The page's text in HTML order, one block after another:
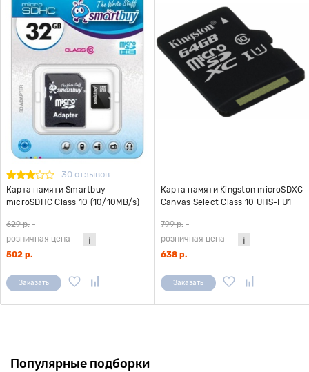
30 отзывов
Карта памяти Smartbuy
microSDHC Class 10 (10/10MB/s)
629 р. -
розничная цена
502 р.
Заказать
Карта памяти Kingston microSDXC
Canvas Select Class 10 UHS-I U1
799 р. -
розничная цена
638 р.
Заказать
Популярные подборки